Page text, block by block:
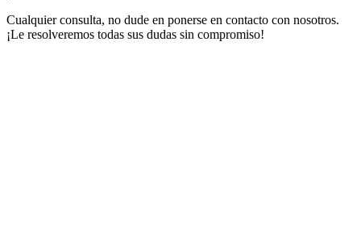
Cualquier consulta, no dude en ponerse en contacto con nosotros.
¡Le resolveremos todas sus dudas sin compromiso!